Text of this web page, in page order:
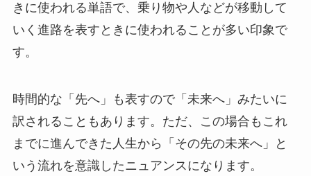
きに使われる単語で、乗り物や人などが移動して
いく進路を表すときに使われることが多い印象で
す。
時間的な「先へ」も表すので「未来へ」みたいに
訳されることもあります。ただ、この場合もこれ
までに進んできた人生から「その先の未来へ」と
いう流れを意識したニュアンスになります。